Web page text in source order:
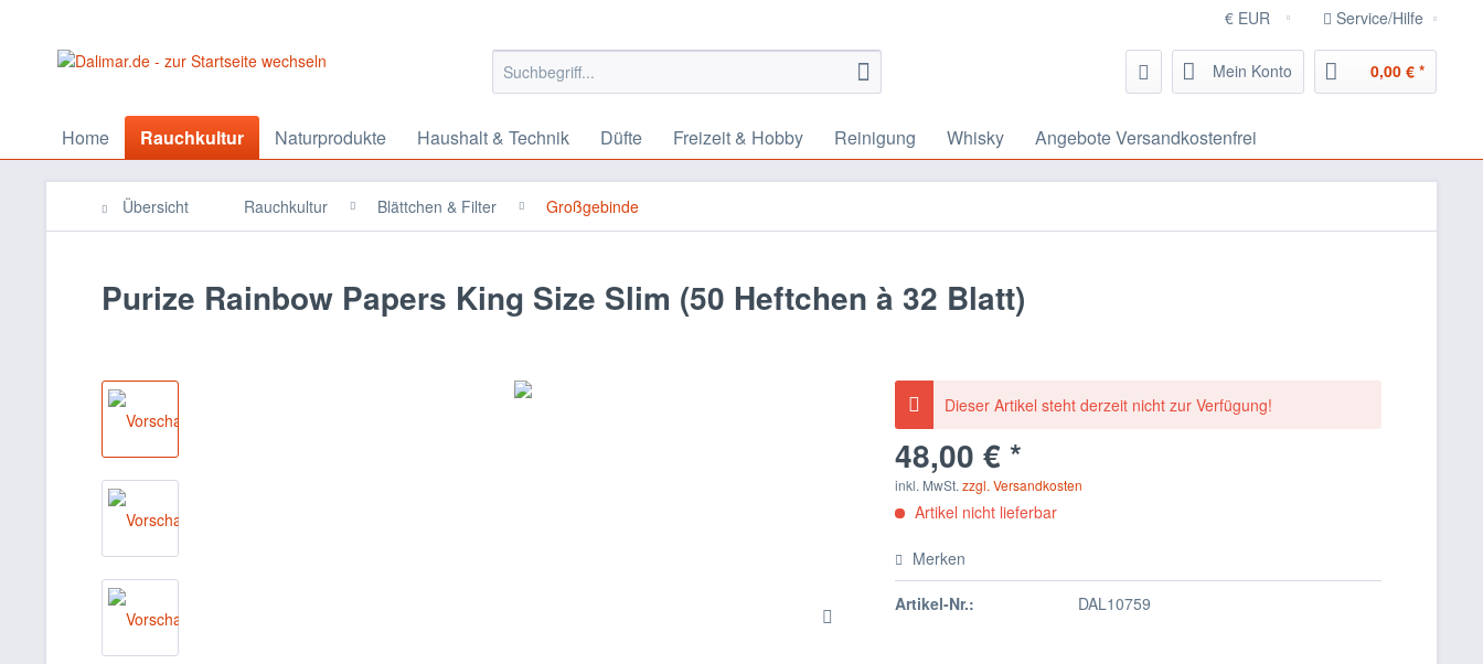
Service/Hilfe
Mein Konto 0,00 € *
Home Rauchkultur Naturprodukte Haushalt & Technik Düfte Freizeit & Hobby Reinigung Whisky Angebote Versandkostenfrei
Übersicht Rauchkultur Blättchen & Filter Großgebinde
Purize Rainbow Papers King Size Slim (50 Heftchen à 32 Blatt)
Dieser Artikel steht derzeit nicht zur Verfügung!
48,00 € *
inkl. MwSt.zzgl. Versandkosten
Artikel nicht lieferbar
Merken
Artikel-Nr.: DAL10759